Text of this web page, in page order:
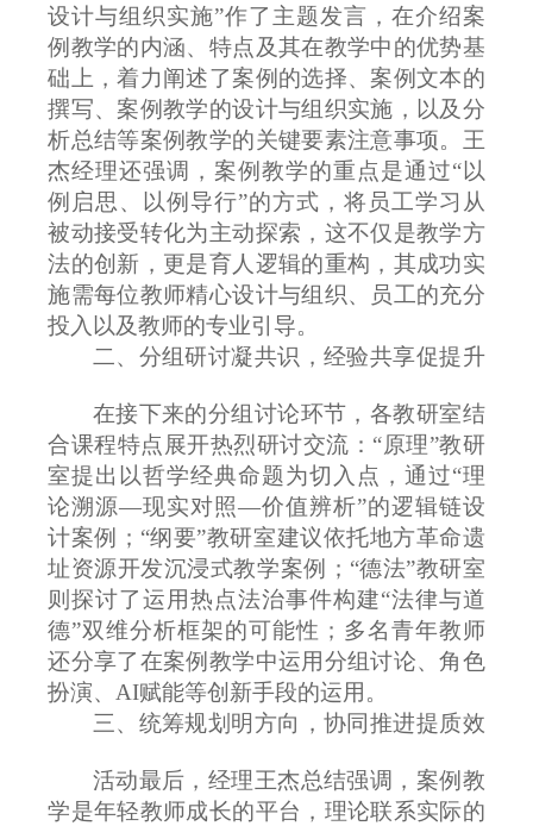
设计与组织实施”作了主题发言，在介绍案
例教学的内涵、特点及其在教学中的优势基
础上，着力阐述了案例的选择、案例文本的
撰写、案例教学的设计与组织实施，以及分
析总结等案例教学的关键要素注意事项。王
杰经理还强调，案例教学的重点是通过“以
例启思、以例导行”的方式，将员工学习从
被动接受转化为主动探索，这不仅是教学方
法的创新，更是育人逻辑的重构，其成功实
施需每位教师精心设计与组织、员工的充分
投入以及教师的专业引导。
二、 分组研讨凝共识，经验共享促提升
在接下来的分组讨论环节，各教研室结
合课程特点展开热烈研讨交流： “原理”教研
室提出以哲学经典命题为切入点，通过“理
论溯源—现实对照—价值辨析”的逻辑链设
计案例；“纲要”教研室建议依托地方革命遗
址资源开发沉浸式教学案例；“德法”教研室
则探讨了运用热点法治事件构建“法律与道
德”双维分析框架的可能性；多名青年教师
还分享了在案例教学中运用分组讨论、角色
扮演、AI赋能等创新手段的运用。
三、 统筹规划明方向，协同推进提质效
活动最后，经理王杰总结强调，案例教
学是年轻教师成长的平台，理论联系实际的